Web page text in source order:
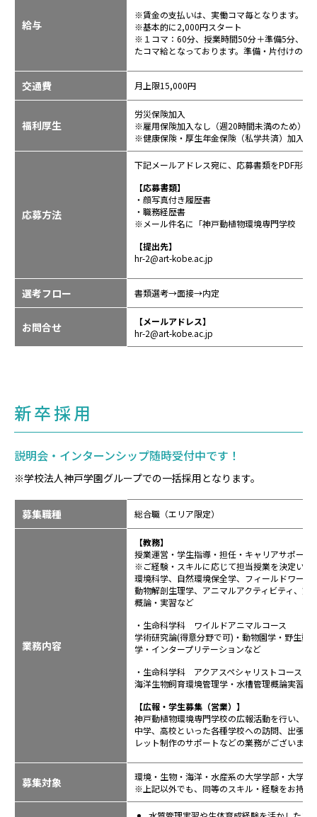
給与
※賃金の支払いは、実働コマ毎となります。
※基本的に2,000円スタート
※１コマ：60分、授業時間50分＋準備5分、片
たコマ給となっております。準備・片付けの
交通費 月上限15,000円
福利厚生
労災保険加入
※雇用保険加入なし（週20時間未満のため）
※健康保険・厚生年金保険（私学共済）加入な
応募方法
下記メールアドレス宛に、応募書類をPDF形式
【応募書類】
・顔写真付き履歴書
・職務経歴書
※メール件名に「神戸動植物環境専門学校 非
【提出先】
hr-2@art-kobe.ac.jp
選考フロー 書類選考→面接→内定
お問合せ
【メールアドレス】
hr-2@art-kobe.ac.jp
新卒採用
説明会・インターンシップ随時受付中です！
※学校法人神戸学園グループでの一括採用となります。
募集職種 総合職（エリア限定）
業務内容
【教務】
授業運営・学生指導・担任・キャリアサポート
※ご経験・スキルに応じて担当授業を決定いた
環境科学、自然環境保全学、フィールドワー
動物解剖生理学、アニマルアクティビティ、
概論・実習など
・生命科学科 ワイルドアニマルコース
学術研究論(得意分野で可)・動物園学・野生動
学・インタープリテーションなど
・生命科学科 アクアスペシャリストコース
海洋生物飼育環境管理学・水槽管理概論実習
【広報・学生募集（営業）】
神戸動植物環境専門学校の広報活動を行い、
中学、高校といった各種学校への訪問、出張
レット制作のサポートなどの業務がございます
募集対象
環境・生物・海洋・水産系の大学学部・大学院
※上記以外でも、同等のスキル・経験をお持ち